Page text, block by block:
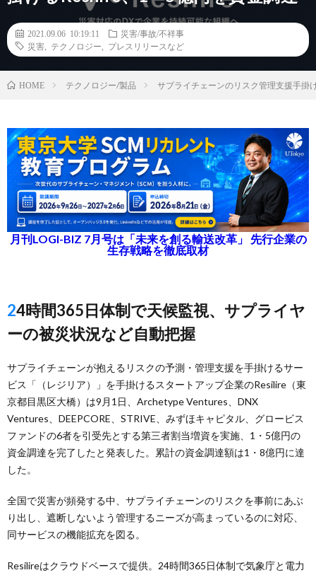
2021.09.06 10:19:11
災害/事故/不祥事
災害
テクノロジー プレスリリースなど
HOME テクノロジー/製品 サプライチェーンのリスク管理支援手掛
月刊LOGI-BIZ 7月号は「未来を創る輸送改革」 先行企業の
生存戦略を徹底取材
24時間365日体制で天候監視、サプライヤ
ーの被災状況など自動把握
サプライチェーンが抱えるリスクの予測・管理支援を手掛けるサー
ビス「（レジリア）」を手掛けるスタートアップ企業のResilire（東
京都目黒区大橋）は9月1日、Archetype Ventures、DNX
Ventures、DEEPCORE、STRIVE、みずほキャピタル、グロービス
ファンドの6者を引受先とする第三者割当増資を実施、1・5億円の
資金調達を完了したと発表した。累計の資金調達額は1・8億円に達
した。
全国で災害が頻発する中、サプライチェーンのリスクを事前にあぶ
り出し、遮断しないよう管理するニーズが高まっているのに対応、
同サービスの機能拡充を図る。
Resilireはクラウドベースで提供。24時間365日体制で気象庁と電力